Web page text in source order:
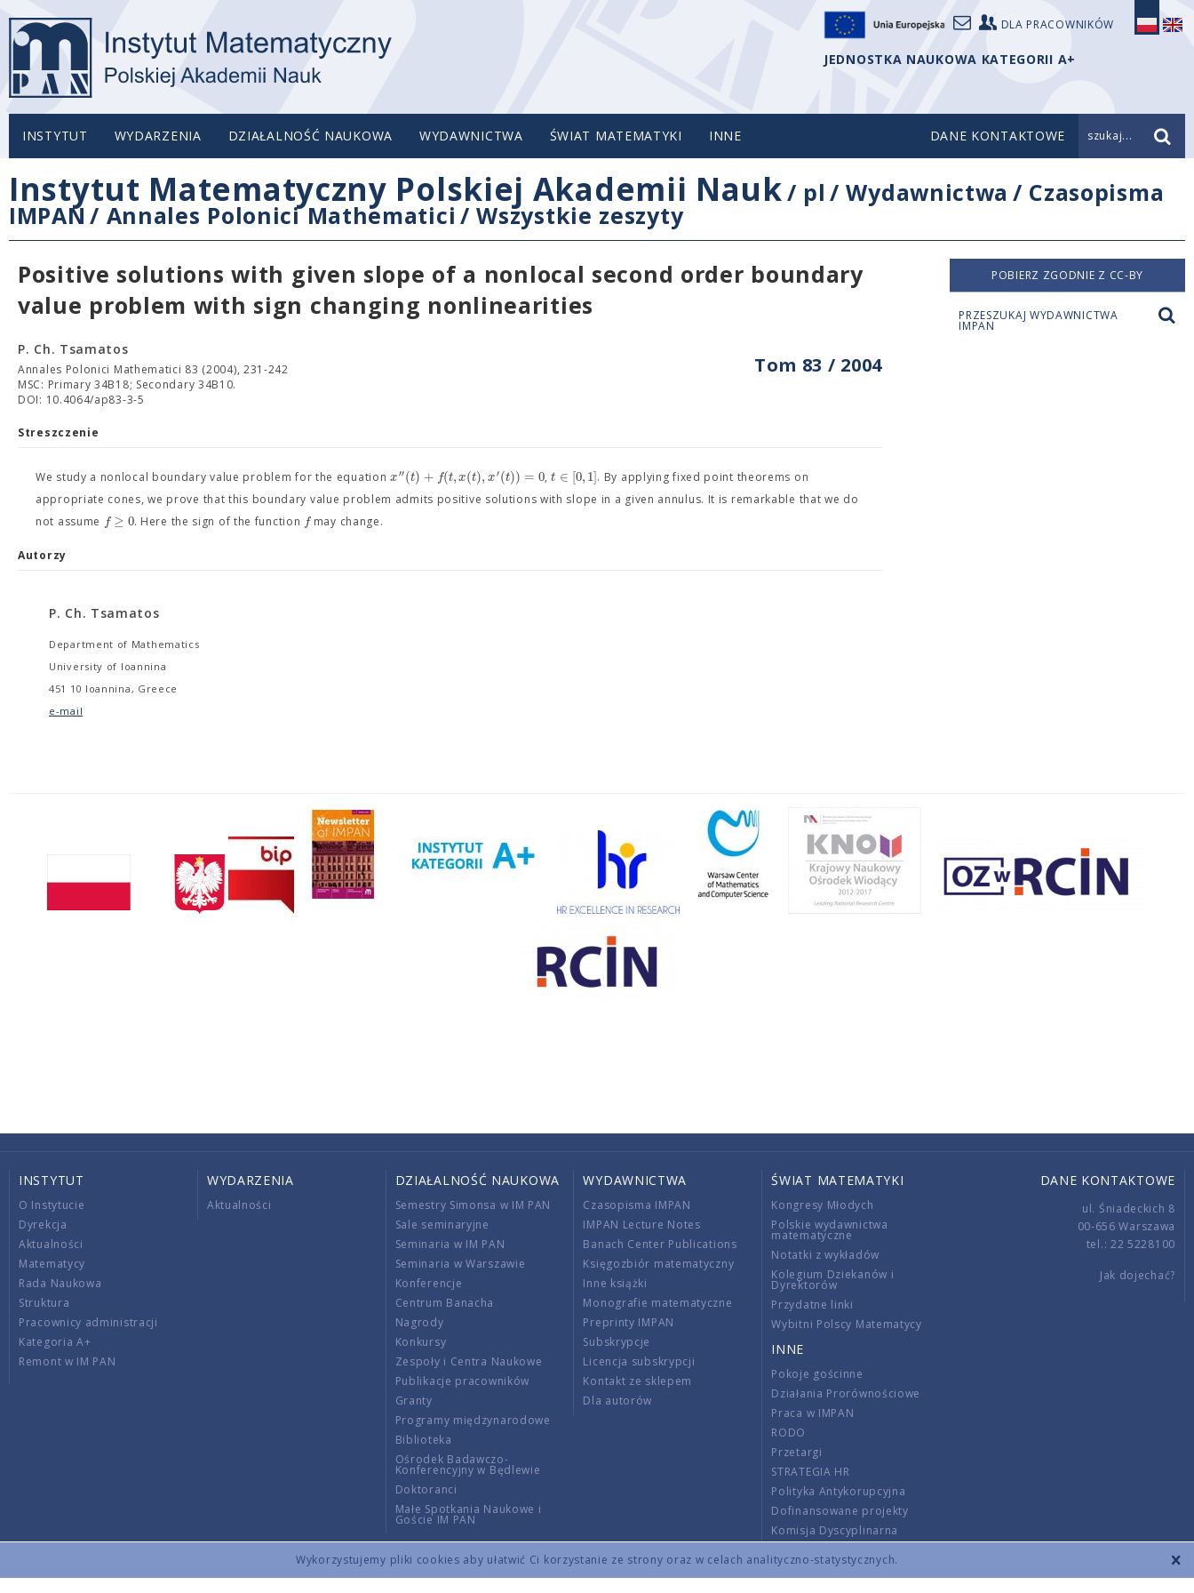
Wykorzystujemy pliki cookies aby ułatwić Ci korzystanie ze strony oraz w celach analityczno-statystycznych.
DLA PRACOWNIKÓW
JEDNOSTKA NAUKOWA KATEGORII A+
INSTYTUT WYDARZENIA DZIAŁALNOŚĆ NAUKOWA WYDAWNICTWA ŚWIAT MATEMATYKI INNE DANE KONTAKTOWE szukaj...
Instytut Matematyczny Polskiej Akademii Nauk/ pl /Wydawnictwa / Czasopisma
IMPAN / Annales Polonici Mathematici /Wszystkie zeszyty
Positive solutions with given slope of a nonlocal second order boundary
value problem with sign changing nonlinearities
Tom 83 / 2004
P. Ch. Tsamatos
Annales Polonici Mathematici 83 (2004), 231-242
MSC: Primary 34B18; Secondary 34B10.
DOI: 10.4064/ap83-3-5
Streszczenie
We study a nonlocal boundary value problem for the equationx′′(t) + f(t,x(t),x′(t)) = 0,t ∈ [0,1]. By applying fixed point theorems on
appropriate cones, we prove that this boundary value problem admits positive solutions with slope in a given annulus. It is remarkable that we do
not assume f ≥ 0. Here the sign of the function fmay change.
Autorzy
P. Ch. Tsamatos
Department of Mathematics
University of Ioannina
451 10 Ioannina, Greece
e-mail
POBIERZ ZGODNIE Z CC-BY
PRZESZUKAJ WYDAWNICTWA
IMPAN
INSTYTUT
O Instytucie
Dyrekcja
Aktualności
Matematycy
Rada Naukowa
Struktura
Pracownicy administracji
Kategoria A+
Remont w IM PAN
WYDARZENIA
Aktualności
DZIAŁALNOŚĆ NAUKOWA
Semestry Simonsa w IM PAN
Sale seminaryjne
Seminaria w IM PAN
Seminaria w Warszawie
Konferencje
Centrum Banacha
Nagrody
Konkursy
Zespoły i Centra Naukowe
Publikacje pracowników
Granty
Programy międzynarodowe
Biblioteka
Ośrodek Badawczo-
Konferencyjny w Będlewie
Doktoranci
Małe Spotkania Naukowe i
Goście IM PAN
WYDAWNICTWA
Czasopisma IMPAN
IMPAN Lecture Notes
Banach Center Publications
Księgozbiór matematyczny
Inne książki
Monografie matematyczne
Preprinty IMPAN
Subskrypcje
Licencja subskrypcji
Kontakt ze sklepem
Dla autorów
ŚWIAT MATEMATYKI
Kongresy Młodych
Polskie wydawnictwa
matematyczne
Notatki z wykładów
Kolegium Dziekanów i
Dyrektorów
Przydatne linki
Wybitni Polscy Matematycy
INNE
Pokoje gościnne
Działania Prorównościowe
Praca w IMPAN
RODO
Przetargi
STRATEGIA HR
Polityka Antykorupcyjna
Dofinansowane projekty
Komisja Dyscyplinarna
Wnoszenie opłat
DANE KONTAKTOWE
ul. Śniadeckich 8
00-656 Warszawa
tel.: 22 5228100
Jak dojechać?